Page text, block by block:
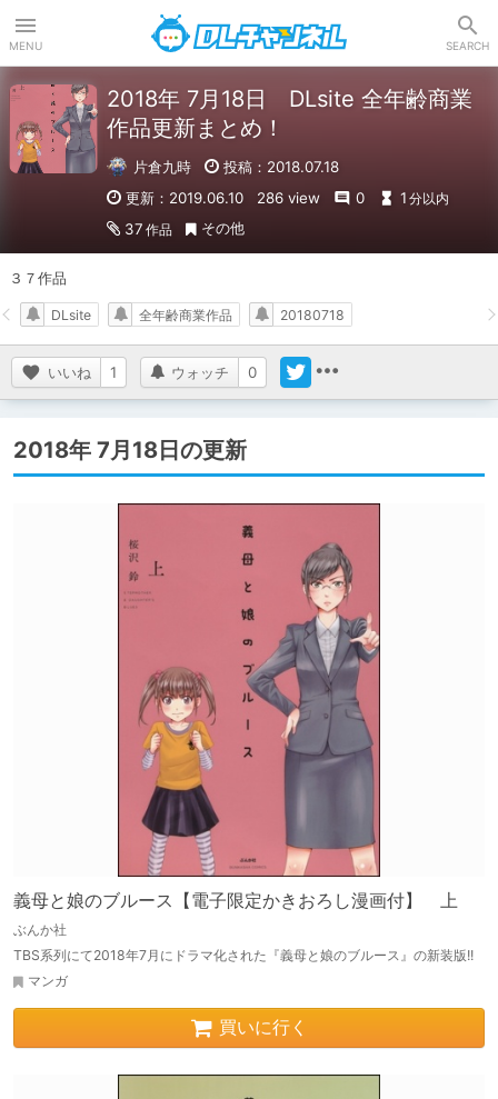
MENU SEARCH
2018年 7月18日 DLsite 全年齢商業
作品更新まとめ！
片倉九時
投稿：2018.07.18
更新：2019.06.10
286 view 0 1 分以内
37 作品 その他
３７作品
いいね 1 ウォッチ 0
DLsite 全年齢商業作品 20180718
2018年 7月18日の更新
義母と娘のブルース【電子限定かきおろし漫画付】 上
ぶんか社
TBS系列にて2018年7月にドラマ化された『義母と娘のブルース』の新装版!!
マンガ
買いに行く